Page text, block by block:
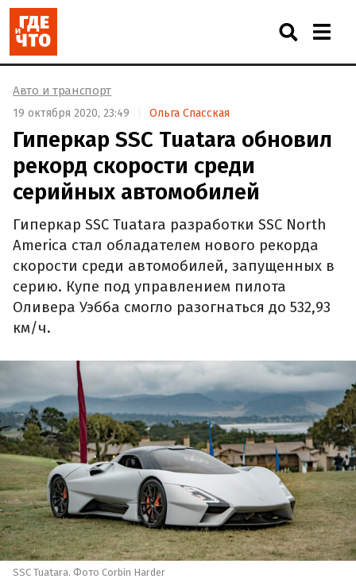
Авто и транспорт
19 октября 2020, 23:49 Ольга Спасская
Гиперкар SSC Tuatara обновил
рекорд скорости среди
серийных автомобилей
Гиперкар SSC Tuatara разработки SSC North
America стал обладателем нового рекорда
скорости среди автомобилей, запущенных в
серию. Купе под управлением пилота
Оливера Уэбба смогло разогнаться до 532,93
км/ч.
SSC Tuatara. Фото Corbin Harder